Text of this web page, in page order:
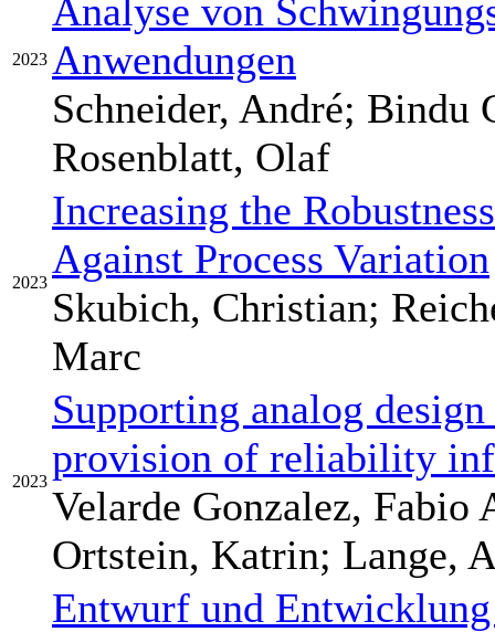
2023
Analyse von
Anwendungen
Schneider, André; Bindu
Rosenblatt, Olaf
2023
Increasing the
Against Process Variation
Skubich, Christian;
Marc
2023
Supporting analog
provision of reliability
Velarde Gonzalez, Fabio
Ortstein, Katrin; Lange,
Entwurf und